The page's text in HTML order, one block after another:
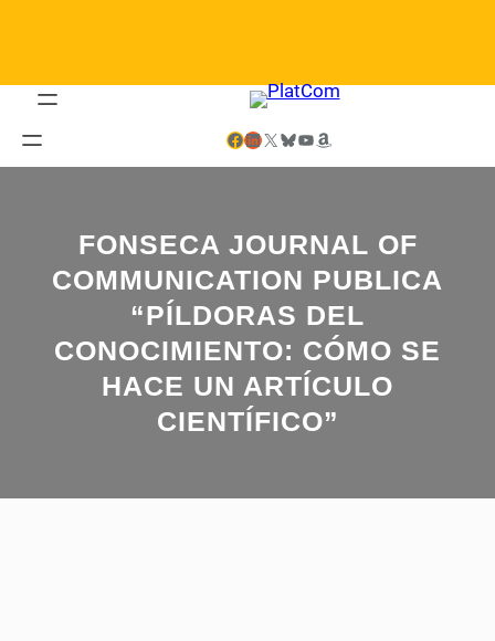
Facebook LinkedIn X Bluesky YouTube Amazon
FONSECA JOURNAL OF
COMMUNICATION PUBLICA
“PÍLDORAS DEL
CONOCIMIENTO: CÓMO SE
HACE UN ARTÍCULO
CIENTÍFICO”